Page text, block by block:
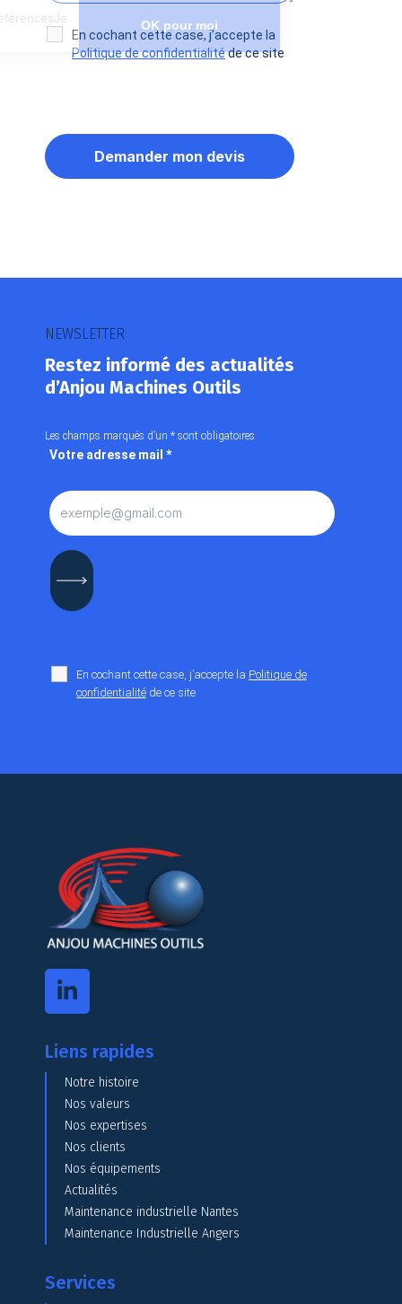
Paramétrer mes préférencesJe
choisis
Axeptio consent
Plateforme de Gestion du Consentement : Personnalisez vos
En cochant cette case, j’accepte la
Politique de confidentialitéde ce site
NEWSLETTER
Restez informé des actualités
d’Anjou Machines Outils
Les champs marqués d’un * sont obligatoires
Votre adresse mail *
En cochant cette case, j’accepte la Politique de
confidentialité de ce site
Liens rapides
Notre histoire
Nos valeurs
Nos expertises
Nos clients
Nos équipements
Actualités
Maintenance industrielle Nantes
Maintenance Industrielle Angers
Services